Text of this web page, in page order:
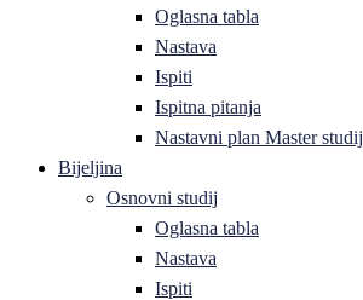
Oglasna tabla
Nastava
Ispiti
Ispitna pitanja
Nastavni plan Master studij
Bijeljina
Osnovni studij
Oglasna tabla
Nastava
Ispiti